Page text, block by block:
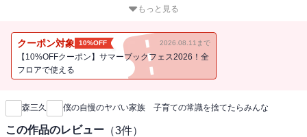
違うのかも」という気づきから、この本が生まれました。爆笑必
る初エッセイです。普段は子どもたちにもみくちゃにされ、ママに
ツッコまれてばかりのパパだけど、実は真剣に、本気でママ、娘、
くーちゃん、カチ、オク、ナヅ（、サミィ）のことばかり考えてい
から教わって変化したこと、ジェンダーレスについてなど、ここで
しか読めない初公開の話が盛りだくさん。ママの特別インタビュー
も掲載しています。家族みんなの写真も気合いを入れて撮り下ろし
もっと見る
クーポン対象 10%OFF 2026.08.11まで
【10%OFFクーポン】サマーブックフェス2026！全
フロアで使える
新刊通知
森三久 僕の自慢のヤバい家族 子育ての常識を捨てたらみんな
この作品のレビュー （3件）